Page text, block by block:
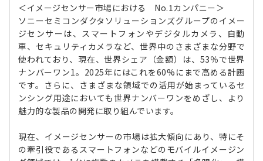
＜イメージセンサー市場における No.1カンパニー＞
ソニーセミコンダクタソリューションズグループのイメー
ジセンサーは、スマートフォンやデジタルカメラ、自動
車、セキュリティカメラなど、世界中のさまざまな分野で
使われており、現在、世界シェア（金額）は、53％で世界
ナンバーワン1。2025年にはこれを60%にまで高める計画
です。さらに、さまざまな領域での活用が始まっているセ
ンシング用途においても世界ナンバーワンをめざし、より
魅力的な製品の開発に取り組んでいます。
現在、イメージセンサーの市場は拡大傾向にあり、特にそ
の牽引役であるスマートフォンなどのモバイルイメージン